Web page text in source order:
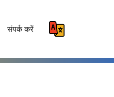
संपर्क करें